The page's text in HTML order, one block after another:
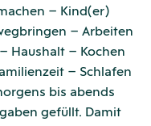
– Kind(er)
– Arbeiten
Haushalt – Kochen
– Schlafen
bis abends
gefüllt. Damit